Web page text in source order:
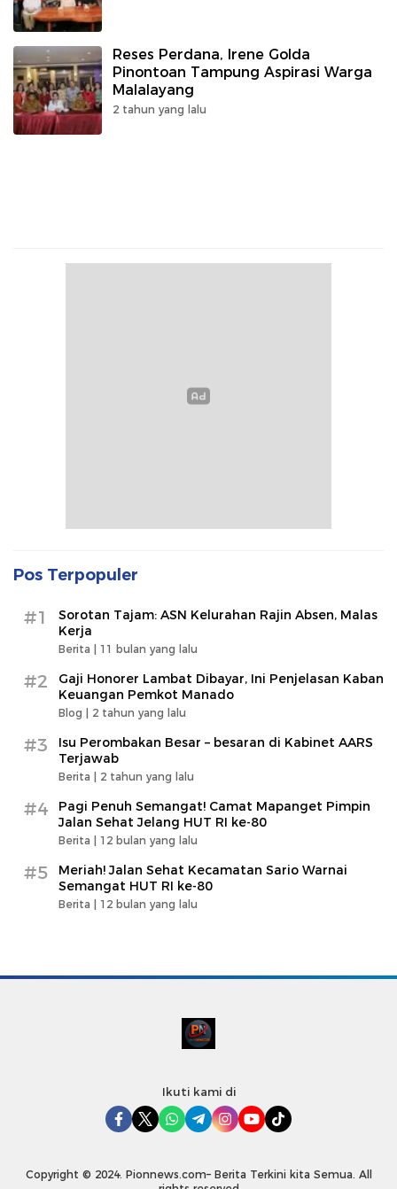
Reses Perdana, Irene Golda
Pinontoan Tampung Aspirasi Warga
Malalayang
2 tahun yang lalu
Pos Terpopuler
#1
Sorotan Tajam: ASN Kelurahan Rajin Absen, Malas
Kerja
Berita | 11 bulan yang lalu
#2
Gaji Honorer Lambat Dibayar, Ini Penjelasan Kaban
Keuangan Pemkot Manado
Blog | 2 tahun yang lalu
#3
Isu Perombakan Besar – besaran di Kabinet AARS
Terjawab
Berita | 2 tahun yang lalu
#4
Pagi Penuh Semangat! Camat Mapanget Pimpin
Jalan Sehat Jelang HUT RI ke-80
Berita | 12 bulan yang lalu
#5
Meriah! Jalan Sehat Kecamatan Sario Warnai
Semangat HUT RI ke-80
Berita | 12 bulan yang lalu
Ikuti kami di
Copyright © 2024. Pionnews.com– Berita Terkini kita Semua. All